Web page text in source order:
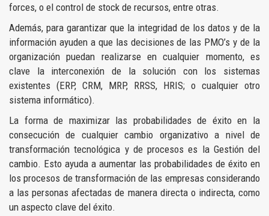
forces, o el control de stock de recursos, entre otras.
Además, para garantizar que la integridad de los datos y de la
información ayuden a que las decisiones de las PMO’s y de la
organización puedan realizarse en cualquier momento, es
clave la interconexión de la solución con los sistemas
existentes (ERP, CRM, MRP, RRSS, HRIS; o cualquier otro
sistema informático).
La forma de maximizar las probabilidades de éxito en la
consecución de cualquier cambio organizativo a nivel de
transformación tecnológica y de procesos es la Gestión del
cambio. Esto ayuda a aumentar las probabilidades de éxito en
los procesos de transformación de las empresas considerando
a las personas afectadas de manera directa o indirecta, como
un aspecto clave del éxito.